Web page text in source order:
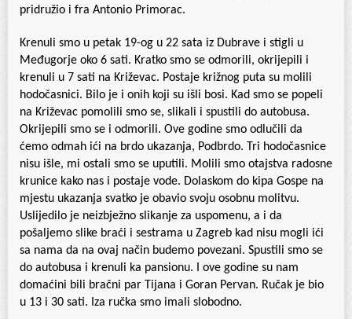
pridružio i fra Antonio Primorac.
Krenuli smo u petak 19-og u 22 sata iz Dubrave i stigli u
Međugorje oko 6 sati. Kratko smo se odmorili, okrijepili i
krenuli u 7 sati na Križevac. Postaje križnog puta su molili
hodočasnici. Bilo je i onih koji su išli bosi. Kad smo se popeli
na Križevac pomolili smo se, slikali i spustili do autobusa.
Okrijepili smo se i odmorili. Ove godine smo odlučili da
ćemo odmah ići na brdo ukazanja, Podbrdo. Tri hodočasnice
nisu išle, mi ostali smo se uputili. Molili smo otajstva radosne
krunice kako nas i postaje vode. Dolaskom do kipa Gospe na
mjestu ukazanja svatko je obavio svoju osobnu molitvu.
Uslijedilo je neizbježno slikanje za uspomenu, a i da
pošaljemo slike braći i sestrama u Zagreb kad nisu mogli ići
sa nama da na ovaj način budemo povezani. Spustili smo se
do autobusa i krenuli ka pansionu. I ove godine su nam
domaćini bili bračni par Tijana i Goran Pervan. Ručak je bio
u 13 i 30 sati. Iza ručka smo imali slobodno.